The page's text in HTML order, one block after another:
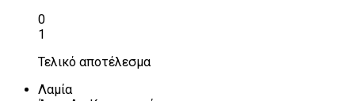
0
1
Τελικό αποτέλεσμα
Λαμία